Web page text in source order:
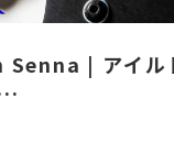
| アイル